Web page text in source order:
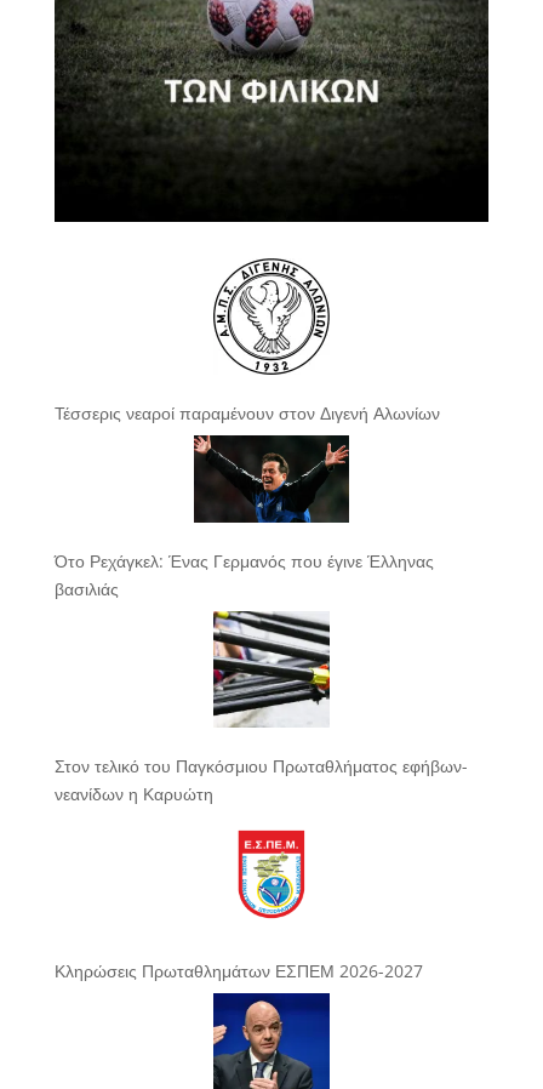
Τέσσερις νεαροί παραμένουν στον Διγενή Αλωνίων
Ότο Ρεχάγκελ: Ένας Γερμανός που έγινε Έλληνας
βασιλιάς
Στον τελικό του Παγκόσμιου Πρωταθλήματος εφήβων-
νεανίδων η Καρυώτη
Κληρώσεις Πρωταθλημάτων ΕΣΠΕΜ 2026-2027